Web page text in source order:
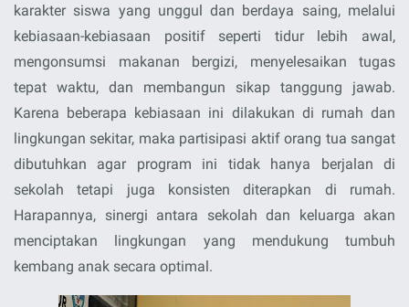
karakter siswa yang unggul dan berdaya saing, melalui
kebiasaan-kebiasaan positif seperti tidur lebih awal,
mengonsumsi makanan bergizi, menyelesaikan tugas
tepat waktu, dan membangun sikap tanggung jawab.
Karena beberapa kebiasaan ini dilakukan di rumah dan
lingkungan sekitar, maka partisipasi aktif orang tua sangat
dibutuhkan agar program ini tidak hanya berjalan di
sekolah tetapi juga konsisten diterapkan di rumah.
Harapannya, sinergi antara sekolah dan keluarga akan
menciptakan lingkungan yang mendukung tumbuh
kembang anak secara optimal.